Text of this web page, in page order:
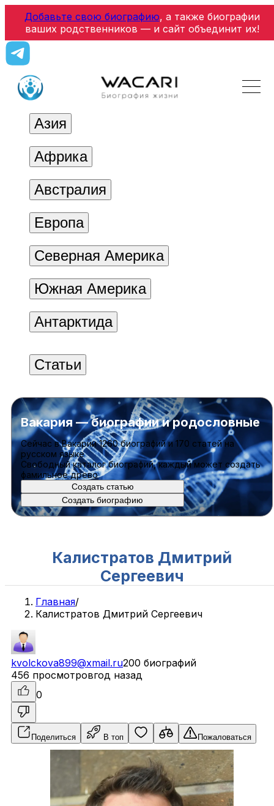
Добавьте свою биографию, а также биографии
ваших родственников — и сайт объединит их!
Азия
Африка
Австралия
Европа
Северная Америка
Южная Америка
Антарктида
Статьи
Вакария — биографии и родословные
Cейчас в Вакарии1260 биографийи170 статейна
русском языке
Свободный каталог биографий, каждый может создать
фамильное древо
Создать статью
Создать биографию
Калистратов Дмитрий
Сергеевич
Главная/
Калистратов Дмитрий Сергеевич
kvolckova899@xmail.ru200 биографий
456 просмотровгод назад
0
Поделиться В топ Пожаловаться